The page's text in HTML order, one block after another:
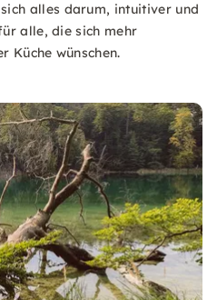
alles darum, intuitiver und
alle, die sich mehr
Küche wünschen.